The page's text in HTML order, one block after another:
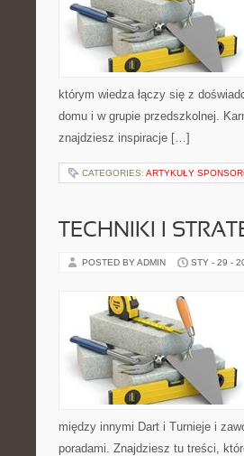
którym wiedza łączy się z
domu i w grupie przedszkolnej.
znajdziesz inspiracje […]
CATEGORIES: ARTYKUŁY
TECHNIKI I
POSTED BY ADMIN STY - 29 -
między innymi Dart i Turnieje i
poradami. Znajdziesz tu treści,